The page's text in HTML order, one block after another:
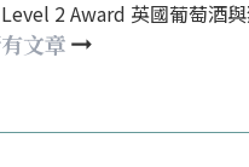
2 Award 英國葡萄酒
酒基本知識及品飲經驗，
文章